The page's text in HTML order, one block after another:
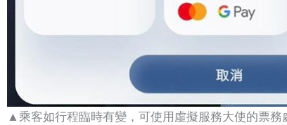
▲乘客如行程臨時有變，可使用虛擬服務大使的票務